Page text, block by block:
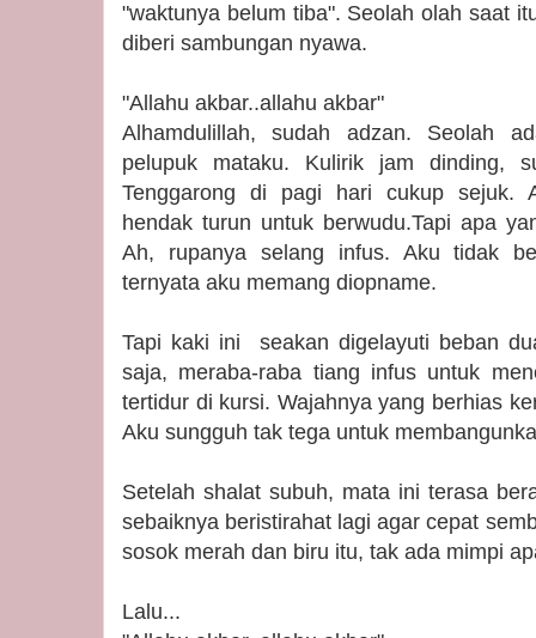
"waktunya belum tiba". Seolah olah saat
diberi sambungan nyawa.
"Allahu akbar..allahu akbar"
Alhamdulillah, sudah adzan. Seolah
pelupuk mataku. Kulirik jam dinding,
Tenggarong di pagi hari cukup sejuk.
hendak turun untuk berwudu.Tapi apa
Ah, rupanya selang infus. Aku tidak
ternyata aku memang diopname.
Tapi kaki ini seakan digelayuti beban
saja, meraba-raba tiang infus untuk
tertidur di kursi. Wajahnya yang berhias
Aku sungguh tak tega untuk
Setelah shalat subuh, mata ini terasa
sebaiknya beristirahat lagi agar cepat
sosok merah dan biru itu, tak ada mimpi
Lalu...